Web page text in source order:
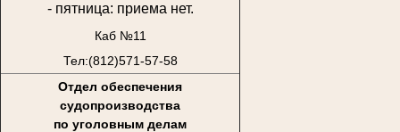
- пятница: приема нет.
Каб №11
Тел:(812)571-57-58
Отдел обеспечения
судопроизводства
по уголовным делам